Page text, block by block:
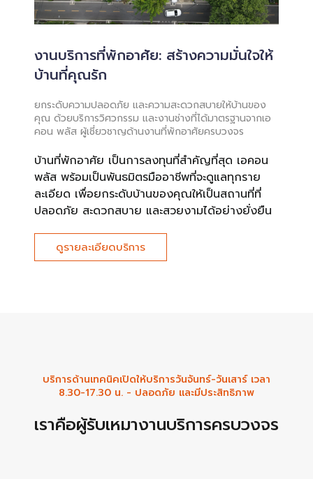
งานบริการที่พักอาศัย: สร้างความมั่นใจให้
บ้านที่คุณรัก
ยกระดับความปลอดภัย และความสะดวกสบายให้บ้านของ
คุณ ด้วยบริการวิศวกรรม และงานช่างที่ได้มาตรฐานจากเอ
คอน พลัส ผู้เชี่ยวชาญด้านงานที่พักอาศัยครบวงจร
บ้านที่พักอาศัย เป็นการลงทุนที่สำคัญที่สุด เอคอน
พลัส พร้อมเป็นพันธมิตรมืออาชีพที่จะดูแลทุกราย
ละเอียด เพื่อยกระดับบ้านของคุณให้เป็นสถานที่ที่
ปลอดภัย สะดวกสบาย และสวยงามได้อย่างยั่งยืน
ดูรายละเอียดบริการ
บริการด้านเทคนิคเปิดให้บริการวันจันทร์-วันเสาร์ เวลา
8.30-17.30 น. - ปลอดภัย และมีประสิทธิภาพ
เราคือผู้รับเหมางานบริการครบวงจร